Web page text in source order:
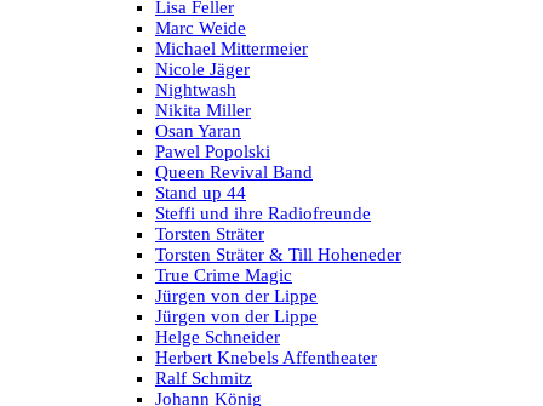
Lisa Feller
Marc Weide
Michael Mittermeier
Nicole Jäger
Nightwash
Nikita Miller
Osan Yaran
Pawel Popolski
Queen Revival Band
Stand up 44
Steffi und ihre Radiofreunde
Torsten Sträter
Torsten Sträter & Till Hoheneder
True Crime Magic
Jürgen von der Lippe
Jürgen von der Lippe
Helge Schneider
Herbert Knebels Affentheater
Ralf Schmitz
Johann König